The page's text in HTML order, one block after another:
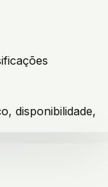
disponibilidade,